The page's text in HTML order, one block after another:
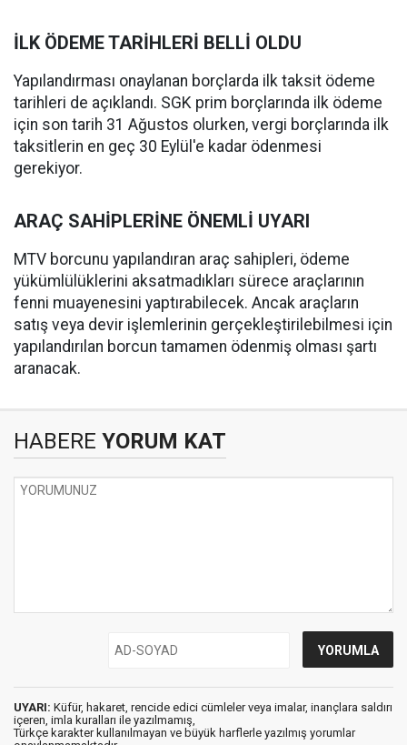
İLK ÖDEME TARİHLERİ BELLİ OLDU
Yapılandırması onaylanan borçlarda ilk taksit ödeme
tarihleri de açıklandı. SGK prim borçlarında ilk ödeme
için son tarih 31 Ağustos olurken, vergi borçlarında ilk
taksitlerin en geç 30 Eylül'e kadar ödenmesi
gerekiyor.
ARAÇ SAHİPLERİNE ÖNEMLİ UYARI
MTV borcunu yapılandıran araç sahipleri, ödeme
yükümlülüklerini aksatmadıkları sürece araçlarının
fenni muayenesini yaptırabilecek. Ancak araçların
satış veya devir işlemlerinin gerçekleştirilebilmesi için
yapılandırılan borcun tamamen ödenmiş olması şartı
aranacak.
HABERE YORUM KAT
UYARI: Küfür, hakaret, rencide edici cümleler veya imalar, inançlara saldırı
içeren, imla kuralları ile yazılmamış,
Türkçe karakter kullanılmayan ve büyük harflerle yazılmış yorumlar